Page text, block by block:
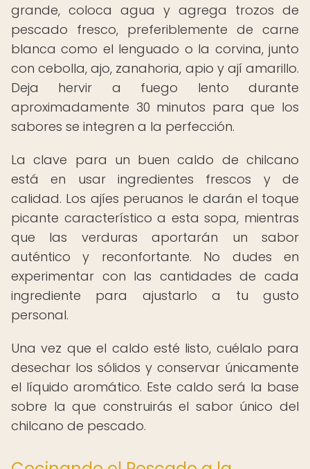
grande, coloca agua y agrega trozos de
pescado fresco, preferiblemente de carne
blanca como el lenguado o la corvina, junto
con cebolla, ajo, zanahoria, apio y ají amarillo.
Deja hervir a fuego lento durante
aproximadamente 30 minutos para que los
sabores se integren a la perfección.
La clave para un buen caldo de chilcano
está en usar ingredientes frescos y de
calidad. Los ajíes peruanos le darán el toque
picante característico a esta sopa, mientras
que las verduras aportarán un sabor
auténtico y reconfortante. No dudes en
experimentar con las cantidades de cada
ingrediente para ajustarlo a tu gusto
personal.
Una vez que el caldo esté listo, cuélalo para
desechar los sólidos y conservar únicamente
el líquido aromático. Este caldo será la base
sobre la que construirás el sabor único del
chilcano de pescado.